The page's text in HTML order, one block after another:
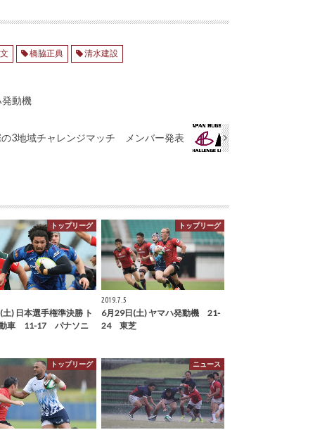
橋脇正典 清水建設
動機
3地域チャレンジマッチ メンバー発表
トップリーグ
) 日本選手権準決勝 ト
車 11-17 パナソニ
トップリーグ
2019.7.5
6月29日(土) ヤマハ発動機 21-
24 東芝
トップリーグ ニュース